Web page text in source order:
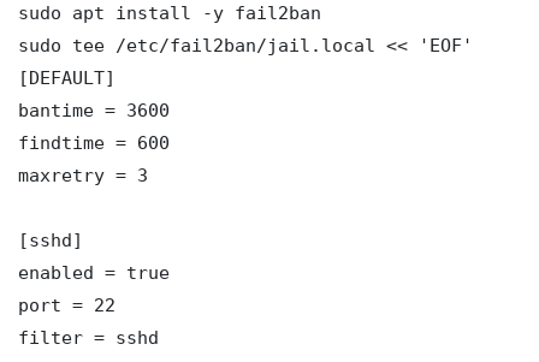
sudo apt install -y fail2ban
sudo tee /etc/fail2ban/jail.local << 'EOF'
[DEFAULT]
bantime = 3600
findtime = 600
maxretry = 3
[sshd]
enabled = true
port = 22
filter = sshd